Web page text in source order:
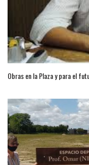
Obras en la Plaza y para el